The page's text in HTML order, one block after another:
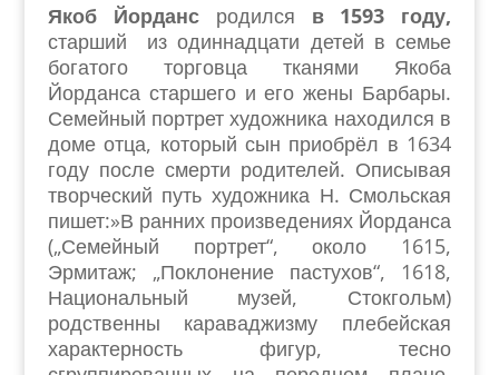
Якоб Йордансродился в 1593 году,
старший
из одиннадцати детей в семье
богатого торговца тканями Якоба
Йорданса старшего и его жены Барбары.
Семейный портрет художника находился в
доме отца, который сын приобрёл в 1634
году после смерти родителей. Описывая
творческий путь художника Н. Смольская
пишет:»В ранних произведениях Йорданса
(„Семейный портрет“, около 1615,
Эрмитаж; „Поклонение пастухов“, 1618,
Национальный музей, Стокгольм)
родственны караваджизму плебейская
характерность фигур, тесно